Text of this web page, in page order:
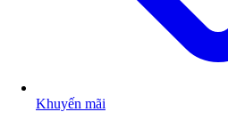
Khuyến mãi